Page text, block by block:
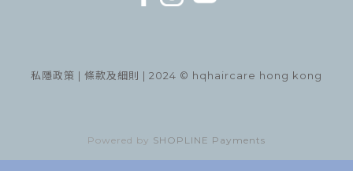
私隱政策 | 條款及細則 | 2024 © hqhaircare hong kong
Powered by SHOPLINE Payments